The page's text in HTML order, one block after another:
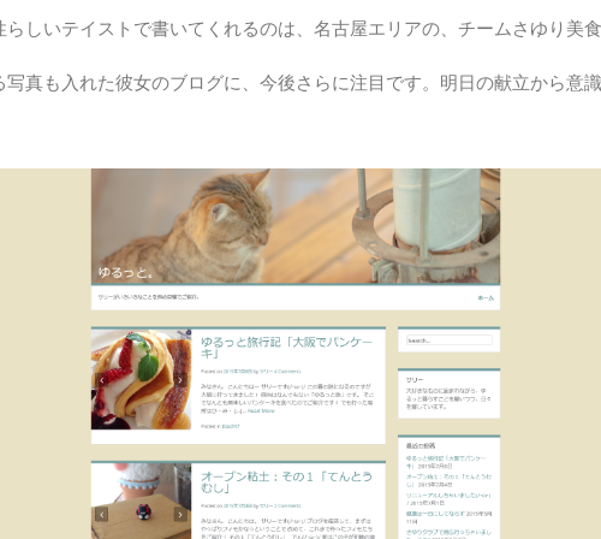
しいテイストで書いてくれるのは、名古屋エリアの、チームさゆり美
真も入れた彼女のブログに、今後さらに注目です。明日の献立から意